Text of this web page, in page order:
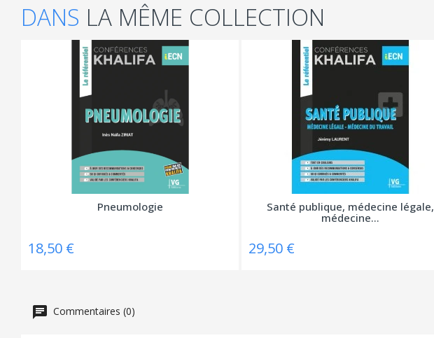
DANS LA MÊME COLLECTION
Pneumologie
18,50 €
Santé publique, médecine légale,
médecine...
29,50 €
Commentaires (0)